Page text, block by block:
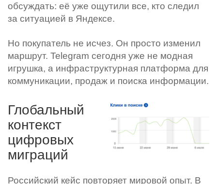
обсуждать: её уже ощутили все, кто следил
за ситуацией в Яндексе.
Но покупатель не исчез. Он просто изменил
маршрут. Telegram сегодня уже не модная
игрушка, а инфраструктурная платформа для
коммуникации, продаж и поиска информации.
Глобальный
контекст
цифровых
миграций
Российский кейс повторяет мировой опыт. В